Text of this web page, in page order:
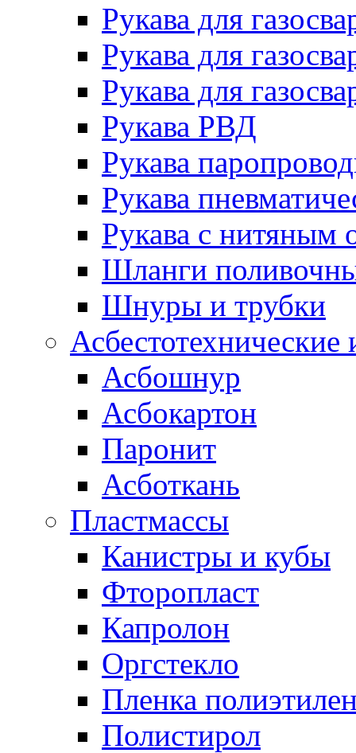
Рукава для
Рукава для
Рукава для
Рукава РВД
Рукава
Рукава
Рукава с нитяным
Шланги
Шнуры и трубки
Асбестотехнические
Асбошнур
Асбокартон
Паронит
Асботкань
Пластмассы
Канистры и кубы
Фторопласт
Капролон
Оргстекло
Пленка
Полистирол